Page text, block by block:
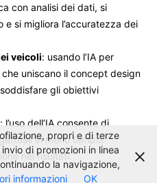
con analisi dei dati, si
si migliora l’accuratezza dei
veicoli: usando l’IA per
uniscano il concept design
gli obiettivi
: l’uso dell’IA consente di
in meno tempo,
nei risultati.
propri e di terze
di promozioni in linea
la navigazione,
informazioni OK